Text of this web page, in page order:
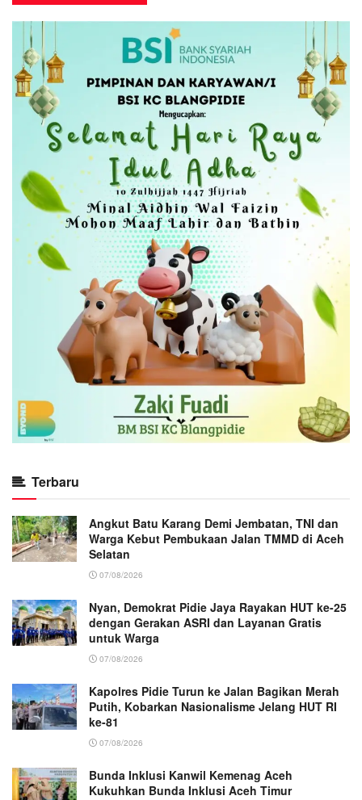
Terbaru
Angkut Batu Karang Demi Jembatan, TNI dan
Warga Kebut Pembukaan Jalan TMMD di Aceh
Selatan
07/08/2026
Nyan, Demokrat Pidie Jaya Rayakan HUT ke-25
dengan Gerakan ASRI dan Layanan Gratis
untuk Warga
07/08/2026
Kapolres Pidie Turun ke Jalan Bagikan Merah
Putih, Kobarkan Nasionalisme Jelang HUT RI
ke-81
07/08/2026
Bunda Inklusi Kanwil Kemenag Aceh
Kukuhkan Bunda Inklusi Aceh Timur